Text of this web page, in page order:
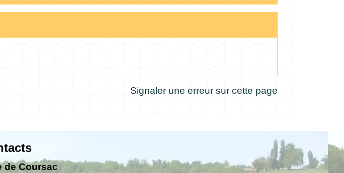
Signaler une erreur sur cette page
de Coursac